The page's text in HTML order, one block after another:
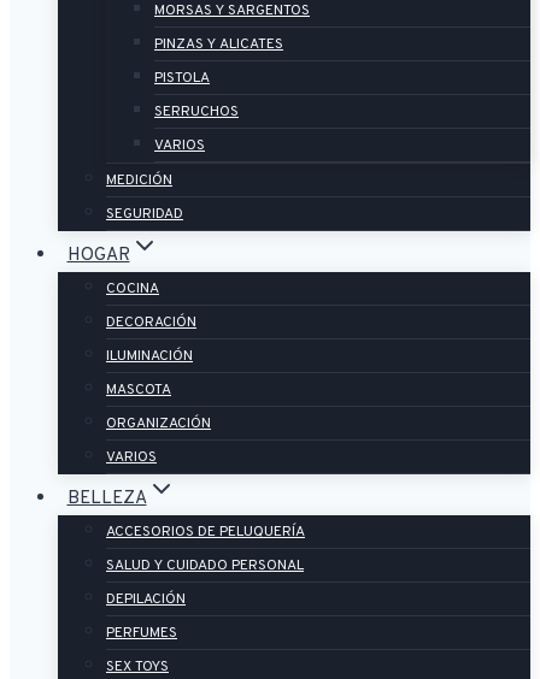
MORSAS Y SARGENTOS
PINZAS Y ALICATES
PISTOLA
SERRUCHOS
VARIOS
MEDICIÓN
SEGURIDAD
HOGAR
COCINA
DECORACIÓN
ILUMINACIÓN
MASCOTA
ORGANIZACIÓN
VARIOS
BELLEZA
ACCESORIOS DE PELUQUERÍA
SALUD Y CUIDADO PERSONAL
DEPILACIÓN
PERFUMES
SEX TOYS